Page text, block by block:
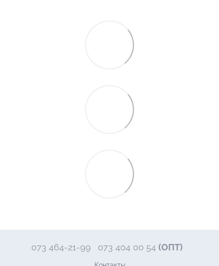
073 464-21-99 073 404 00 54 (ОПТ)